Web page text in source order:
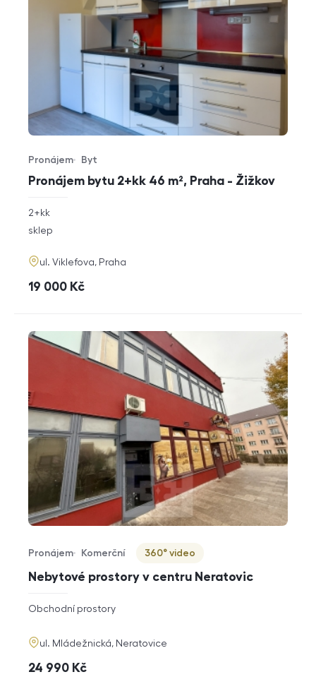
Pronájem bytu 2+kk 46 m², Praha - Žižkov
Typ nabídky
Pronájem
Typ nemovitosti
Byt
rozměry
2+kk
funkce
sklep
adresa
ul. Viklefova, Praha
cena
19 000 Kč
Nebytové prostory v centru Neratovic
Typ nabídky
Pronájem
Typ nemovitosti
Komerční
Virtuální prohlídka
360° video
rozměry
dispozice
Obchodní prostory
adresa
ul. Mládežnická, Neratovice
cena
24 990 Kč